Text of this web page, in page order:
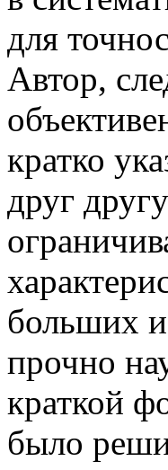
для
Автор,
кратко
друг
больших
прочно
краткой
было